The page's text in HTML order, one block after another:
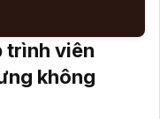
trình viên
không